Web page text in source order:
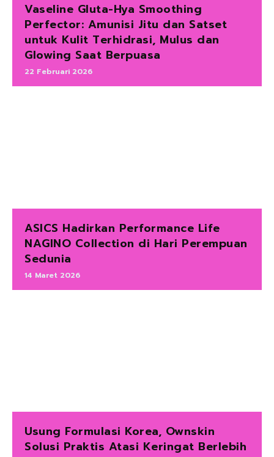
Vaseline Gluta-Hya Smoothing
Perfector: Amunisi Jitu dan Satset
untuk Kulit Terhidrasi, Mulus dan
Glowing Saat Berpuasa
22 Februari 2026
ASICS Hadirkan Performance Life
NAGINO Collection di Hari Perempuan
Sedunia
14 Maret 2026
Usung Formulasi Korea, Ownskin
Solusi Praktis Atasi Keringat Berlebih